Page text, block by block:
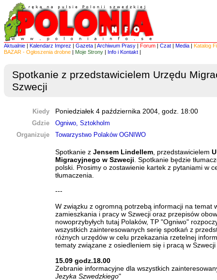
Aktualnie | Kalendarz Imprez | Gazeta | Archiwum Prasy | Forum | Czat | Media | Katalog
BAZAR - Ogłoszenia drobne | Moje Strony | Info i Kontakt |
Spotkanie z przedstawicielem Urzędu
Szwecji
Kiedy
Poniedziałek 4 października 2004, godz. 18:00
Gdzie
Ogniwo, Sztokholm
Organizuje
Towarzystwo Polaków OGNIWO
Spotkanie z Jensem Lindellem, przedstawicielem
Migracyjnego w Szwecji. Spotkanie będzie
polski. Prosimy o zostawienie kartek z pytaniami w
tłumaczenia.
---
W związku z ogromną potrzebą informacji na temat
zamieszkania i pracy w Szwecji oraz przepisów
nowoprzybyłych tutaj Polaków, TP "Ogniwo"
wszystkich zainteresowanych serię spotkań z
różnych urzędów w celu przekazania rzetelnej
tematy związane z osiedleniem się i pracą w Szwecji
15.09 godz.18.00
Zebranie informacyjne dla wszystkich
Jezyka Szwedzkiego"